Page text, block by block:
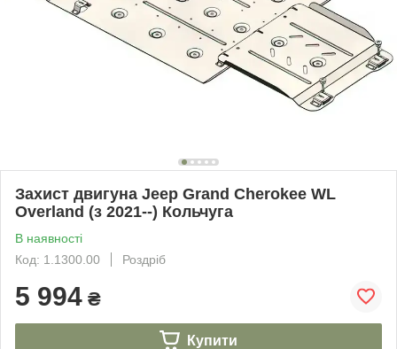
Захист двигуна Jeep Grand Cherokee WL
Overland (з 2021--) Кольчуга
В наявності
Код: 1.1300.00
Роздріб
5 994 ₴
Купити